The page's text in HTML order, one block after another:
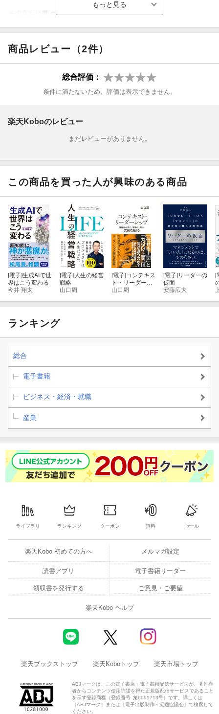
その直感は間違っていません。
答えることはできるでしょうか。
単に仕事の効率化や速さを追求する活用スキルだけではありませ
あなたのAI活用は新しい価値を生み出せていますか？
「AIは使えているけど、成果が作業効率化止まり」
「活用事例やプロンプトが属人化してチームで共有できずにい
る」
「そもそもAIで生み出せる新しい価値が見つからない」
本書では、特に「ビジネスマンとして何を知っておくべきか」に
焦点を絞って
解説する内容を厳選し、わかりやすい解説に努めました。
●知っていると役立つ生成AIの基礎知識を学ぶ「基礎編」
●生成AIを仕事で使いこなすコツを学ぶ「技術編」
これら3つの視点に分けて、それぞれの側面から解説していきま
す。
どのパートも実際に筆者が経験・実践した具体的な事例について
科学的なエビデンスや、実践的なノウハウをもとに
この1冊を読むだけで、あなたのAIに対する理解と考え方が大きく
変わります！
・AIを使っているのになかなか成果が出せずに悩んでいる
・チームでAI活用を再現できる基礎知識を手に入れたい
・安全性と信頼は担保しながらAIを新しい武器にしたい
人生に活きる、AI活用マインド＆スキルを身に付けましょう！
※カバー画像が異なる場合があります。
商品レビュー（2件）
総合評価：
条件に満たないため、評価は表示できません。
楽天Koboのレビュー
まだレビューがありません。
この商品を買った人が興味のある商品
[電子]生成AIで世
界はこう変わる
今井 翔太
[電子] 人生の経営
戦略
山口周
[電子]コンテキス
ト・リーダーシ
ップ 「最高の
山口周
[電子]リーダーの
仮面
安藤広大
[
ランキング
総合
電子書籍
ビジネス・経済・就職
産業
ライブラリ ランキング クーポン 無料 セール
楽天Kobo 初めての方へ メルマガ設定
読書アプリ 電子書籍リーダー
領収書を発行する ご意見・ご要望
楽天Kobo ヘルプ
楽天ブックストップ 楽天Koboトップ 楽天市場トップ
ABJマークは、この電子書店・電子書籍配信サービスが、著作権
者からコンテンツ使用許諾を得た正規版配信サービスであること
を示す登録商標（登録番号 第6091713号）です。詳しくは
［ABJマーク］または［電子出版制作・流通協議会］で検索して
ください。